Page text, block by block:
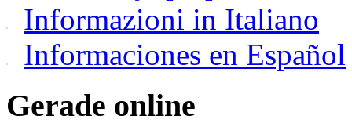
Informazioni in Italiano
Informaciones en Español
Gerade online